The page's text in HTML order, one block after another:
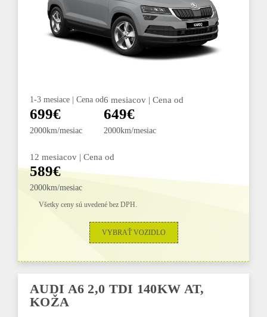
1-3 mesiace | Cena od
699€
2000km/mesiac
6 mesiacov | Cena od
649€
2000km/mesiac
12 mesiacov | Cena od
589€
2000km/mesiac
Všetky ceny sú uvedené bez DPH.
VYBRAŤ VOZIDLO
AUDI A6 2,0 TDI 140KW AT,
KOŽA